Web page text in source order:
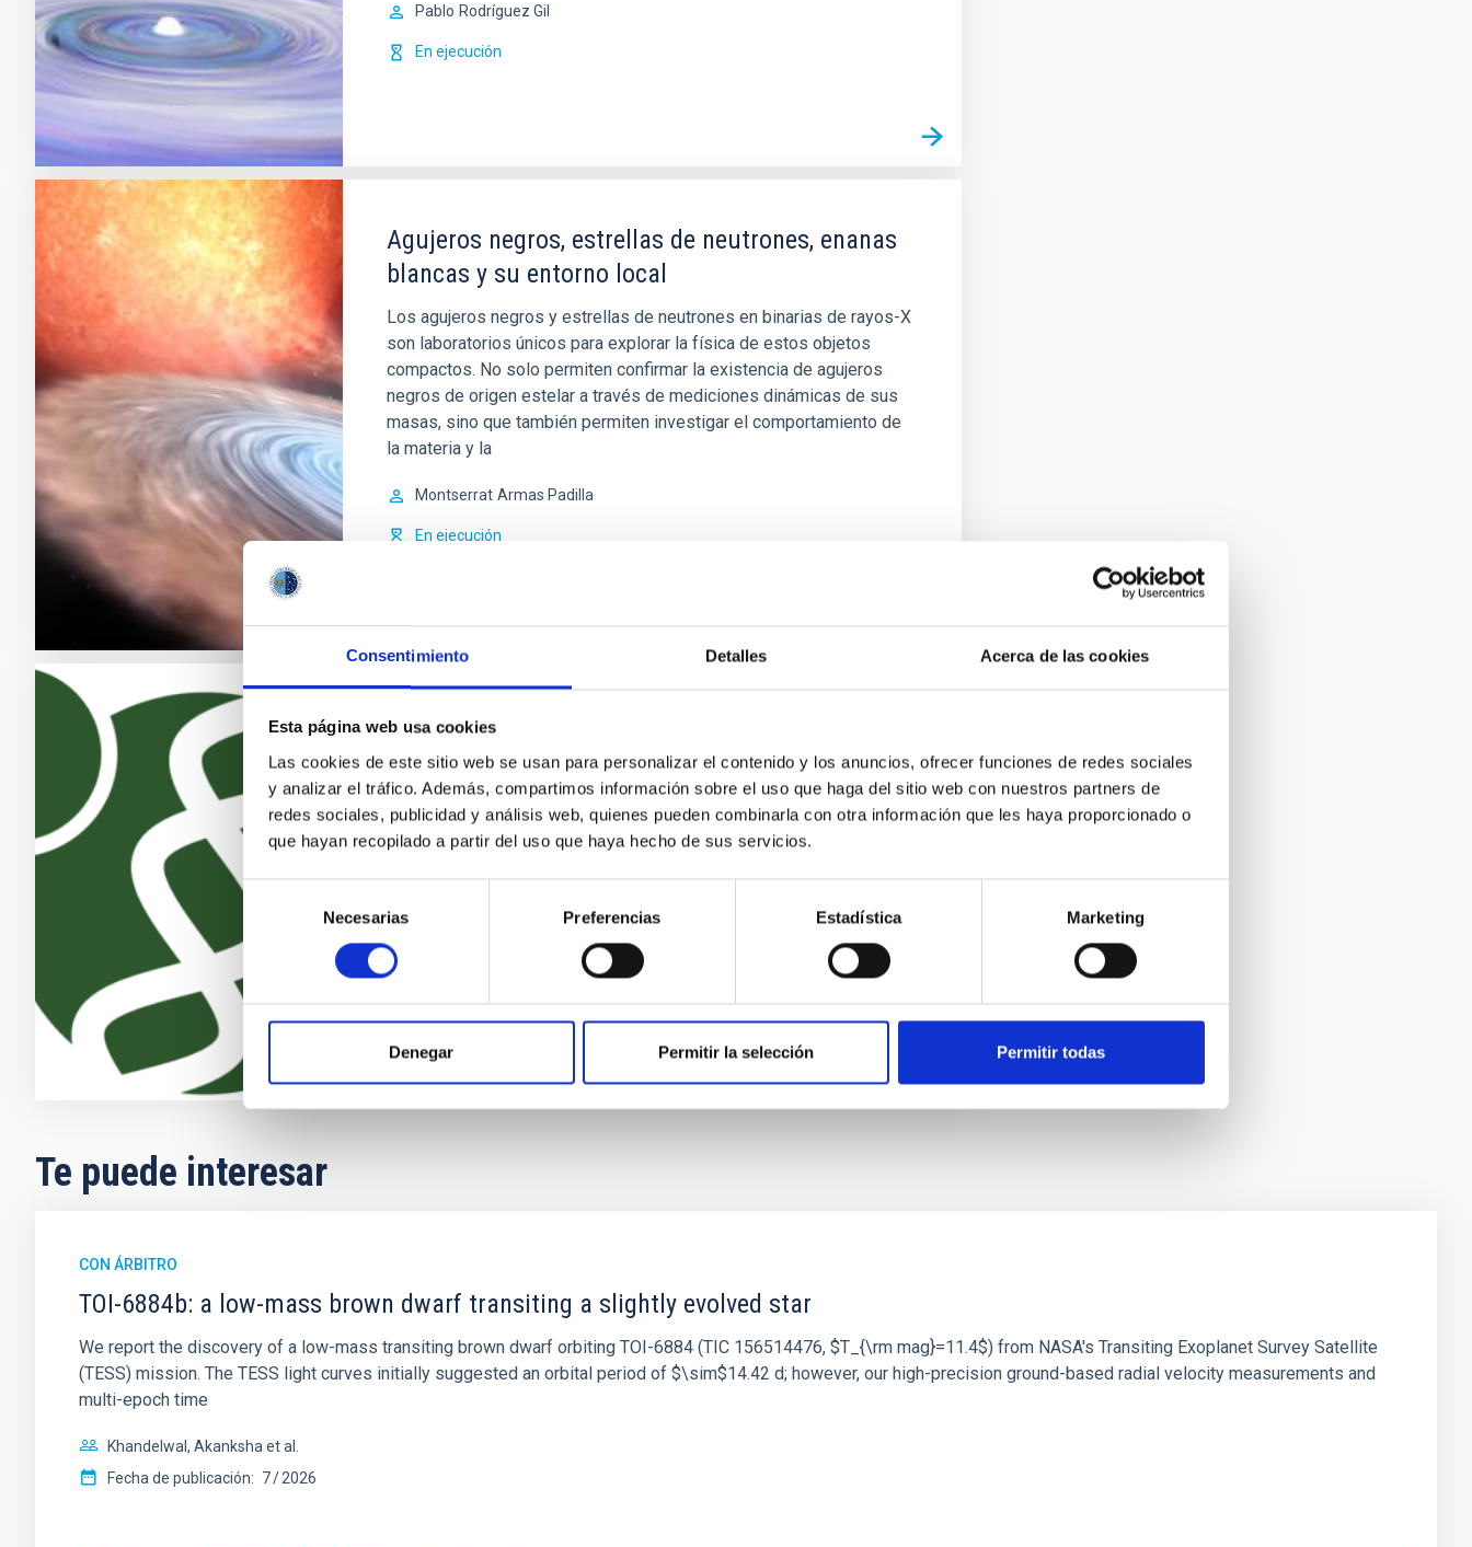
Consentimiento Detalles Acerca de las cookies
Esta página web usa cookies
Las cookies de este sitio web se usan para personalizar el contenido y los anuncios, ofrecer funciones de redes sociales
y analizar el tráfico. Además, compartimos información sobre el uso que haga del sitio web con nuestros partners de
redes sociales, publicidad y análisis web, quienes pueden combinarla con otra información que les haya proporcionado o
que hayan recopilado a partir del uso que haya hecho de sus servicios.
Selección
consentimiento
Necesarias Preferencias Estadística Marketing
Denegar Permitir la selección Permitir todas
Pablo Rodríguez Gil
En ejecución
Agujeros negros, estrellas de neutrones, enanas
blancas y su entorno local
Los agujeros negros y estrellas de neutrones en binarias de rayos-X
son laboratorios únicos para explorar la física de estos objetos
compactos. No solo permiten confirmar la existencia de agujeros
negros de origen estelar a través de mediciones dinámicas de sus
masas, sino que también permiten investigar el comportamiento de
la materia y la
Montserrat Armas Padilla
En ejecución
Exoplanetas y Astrobiología
La búsqueda de vida en el Universo se ha visto impulsada por los
recientes descubrimientos de planetas alrededor de otras estrellas
(los llamados exoplanetas), convirtiéndose en uno de los campos
más activos dentro de la Astrofísica moderna. En los últimos años
Te puede interesar
CON ÁRBITRO
TOI-6884b: a low-mass brown dwarf transiting a slightly evolved star
We report the discovery of a low-mass transiting brown dwarf orbiting TOI-6884 (TIC 156514476, $T_{\rm mag}=11.4$) from NASA's Transiting Exoplanet Survey Satellite
(TESS) mission. The TESS light curves initially suggested an orbital period of $\sim$14.42 d; however, our high-precision ground-based radial velocity measurements and
multi-epoch time
Khandelwal, Akanksha et al.
Fecha de publicación: 7 2026